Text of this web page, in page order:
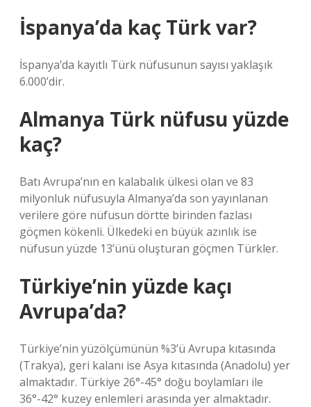
İspanya’da kaç Türk var?
İspanya’da kayıtlı Türk nüfusunun sayısı yaklaşık
6.000’dir.
Almanya Türk nüfusu yüzde
kaç?
Batı Avrupa’nın en kalabalık ülkesi olan ve 83
milyonluk nüfusuyla Almanya’da son yayınlanan
verilere göre nüfusun dörtte birinden fazlası
göçmen kökenli. Ülkedeki en büyük azınlık ise
nüfusun yüzde 13’ünü oluşturan göçmen Türkler.
Türkiye’nin yüzde kaçı
Avrupa’da?
Türkiye’nin yüzölçümünün %3’ü Avrupa kıtasında
(Trakya), geri kalanı ise Asya kıtasında (Anadolu) yer
almaktadır. Türkiye 26°-45° doğu boylamları ile
36°-42° kuzey enlemleri arasında yer almaktadır.